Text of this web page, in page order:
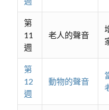
第
11
週
老人的聲音
第
12
週
動物的聲音